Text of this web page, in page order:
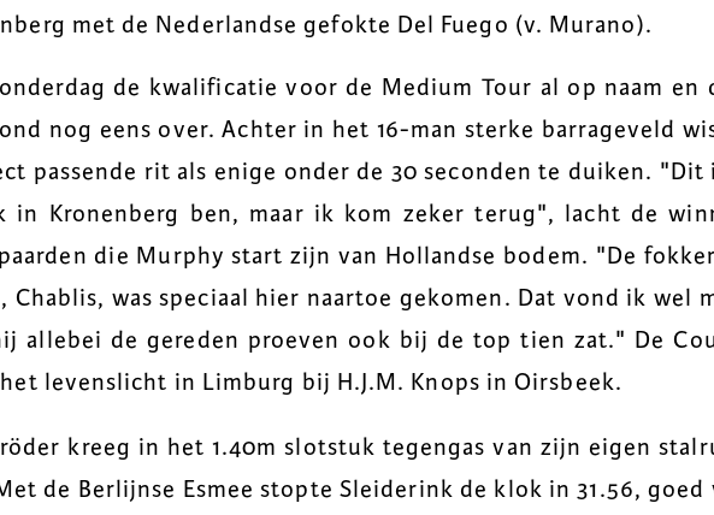
met de Nederlandse gefokte Del Fuego (v. Murano).
de kwalificatie voor de Medium Tour al op naam en
nog eens over. Achter in het 16-man sterke barrageveld
passende rit als enige onder de 30 seconden te duiken. "Dit
in Kronenberg ben, maar ik kom zeker terug", lacht de
die Murphy start zijn van Hollandse bodem. "De
Chablis, was speciaal hier naartoe gekomen. Dat vond ik wel
allebei de gereden proeven ook bij de top tien zat." De
levenslicht in Limburg bij H.J.M. Knops in Oirsbeek.
kreeg in het 1.40m slotstuk tegengas van zijn eigen
de Berlijnse Esmee stopte Sleiderink de klok in 31.56, goed